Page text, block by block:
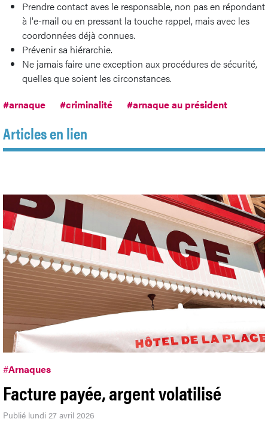
Prendre contact aves le responsable, non pas en répondant
à l'e-mail ou en pressant la touche rappel, mais avec les
coordonnées déjà connues.
Prévenir sa hiérarchie.
Ne jamais faire une exception aux procédures de sécurité,
quelles que soient les circonstances.
#arnaque
#criminalité #arnaque au président
Articles en lien
#Arnaques
Facture payée, argent volatilisé
Publié lundi 27 avril 2026